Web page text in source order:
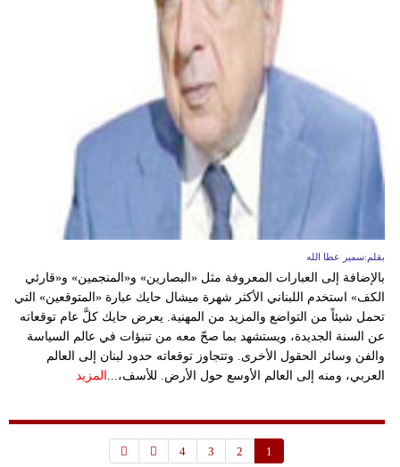
بقلم:سمير عطا الله
بالإضافة إلى العبارات المعروفة مثل «البصارين» و«المنجمين» و«قارئي
الكف» استخدم اللبناني الأكثر شهرة ميشال حايك عبارة «المتوقعين» التي
تحمل شيئاً من التواضع والمزيد من المهنية. يعرض حايك كلَّ عام توقعاته
عن السنة الجديدة، ويستشهد بما صحّ معه من تنبؤات في عالم السياسة
والفن وسائر الحقول الأخرى. وتتجاوز توقعاته حدود لبنان إلى العالم
العربي، ومنه إلى العالم الأوسع حول الأرض. للأسف،... المزيد
1
2
3
4